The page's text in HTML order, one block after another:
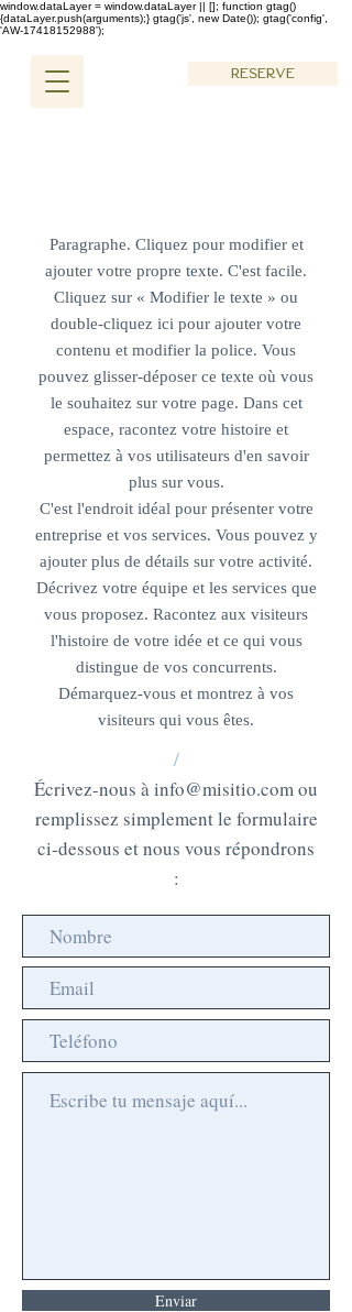
window.dataLayer = window.dataLayer || []; function gtag()
{dataLayer.push(arguments);} gtag('js', new Date()); gtag('config',
'AW-17418152988');
Réserve
Paragraphe. Cliquez pour modifier et
ajouter votre propre texte. C'est facile.
Cliquez sur « Modifier le texte » ou
double-cliquez ici pour ajouter votre
contenu et modifier la police. Vous
pouvez glisser-déposer ce texte où vous
le souhaitez sur votre page. Dans cet
espace, racontez votre histoire et
permettez à vos utilisateurs d'en savoir
plus sur vous.
C'est l'endroit idéal pour présenter votre
entreprise et vos services. Vous pouvez y
ajouter plus de détails sur votre activité.
Décrivez votre équipe et les services que
vous proposez. Racontez aux visiteurs
l'histoire de votre idée et ce qui vous
distingue de vos concurrents.
Démarquez-vous et montrez à vos
visiteurs qui vous êtes.
/
Écrivez-nous àinfo@misitio.comou
remplissez simplement le formulaire
ci-dessous et nous vous répondrons
:
Enviar